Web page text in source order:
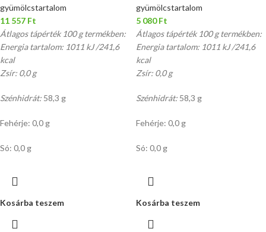
gyümölcstartalom
11 557 Ft
Átlagos tápérték 100 g termékben:
Energia tartalom: 1011 kJ /241,6
kcal
Zsír: 0,0 g
Szénhidrát: 58,3 g
Fehérje: 0,0 g
Só: 0,0 g
Kosárba teszem
gyümölcstartalom
5 080Ft
Átlagos tápérték 100 g termékben:
Energia tartalom: 1011 kJ /241,6
kcal
Zsír: 0,0 g
Szénhidrát: 58,3 g
Fehérje: 0,0 g
Só: 0,0 g
Kosárba teszem